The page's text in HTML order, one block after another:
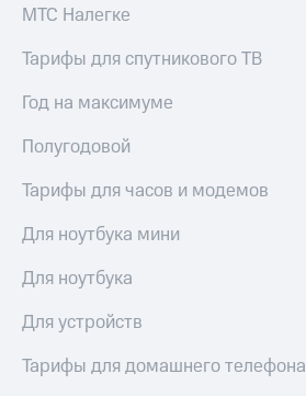
МТС Налегке
Тарифы для спутникового ТВ
Год на максимуме
Полугодовой
Тарифы для часов и модемов
Для ноутбука мини
Для ноутбука
Для устройств
Тарифы для домашнего телефона